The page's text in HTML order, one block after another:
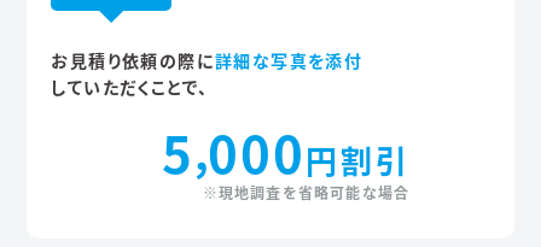
お見積り依頼の際に詳細な写真を添付
していただくことで、
5,000円割引
※現地調査を省略可能な場合